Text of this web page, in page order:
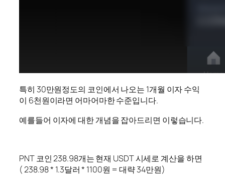
특히 30만원정도의 코인에서 나오는 1개월 이자 수익
이 6천원이라면 어마어마한 수준입니다.
예를들어 이자에 대한 개념을 잡아드리면 이렇습니다.
PNT 코인 238.98개는 현재 USDT 시세로 계산을 하면
( 238.98 * 1.3달러 * 1100원 = 대략 34만원)